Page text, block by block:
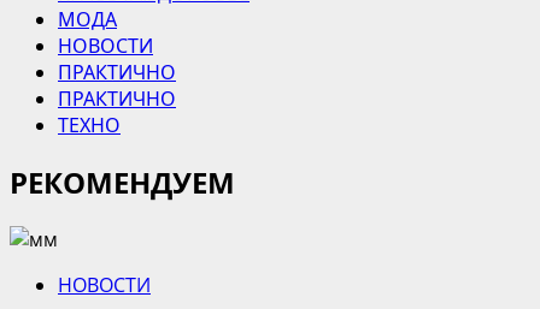
МОДА
НОВОСТИ
ПРАКТИЧНО
ПРАКТИЧНО
ТЕХНО
РЕКОМЕНДУЕМ
НОВОСТИ